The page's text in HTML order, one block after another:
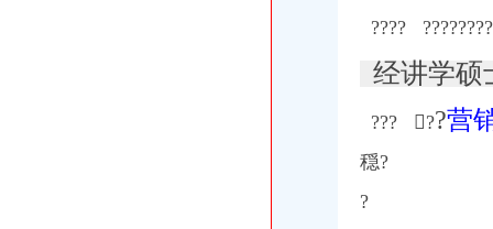
???? ????
经讲学硕
??? ??营
穏?
?